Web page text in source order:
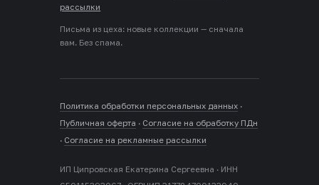
рассылки
Письма из цеха: новые коллекции — сначала
вам. Без спама.
Политика обработки персональных данных ·
Публичная оферта · Согласие на обработку ПДн
· Согласие на рекламные рассылки
ИП Ципровская Екатерина Сергеевна · ИНН